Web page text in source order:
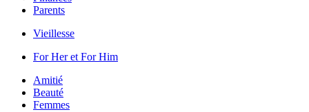
Parents
Vieillesse
For Her et For Him
Amitié
Beauté
Femmes